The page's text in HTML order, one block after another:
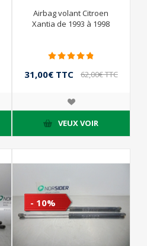
Airbag volant Citroen
Xantia de 1993 à 1998
31,00€ TTC 62,00€ TTC
VEUX VOIR
- 10%